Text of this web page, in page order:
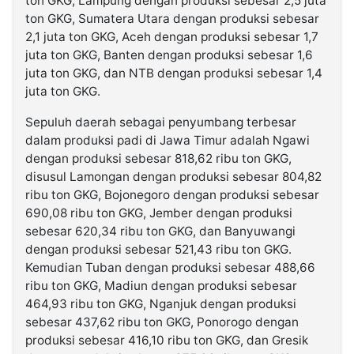
ton GKG, Sumatera Utara dengan produksi sebesar
2,1 juta ton GKG, Aceh dengan produksi sebesar 1,7
juta ton GKG, Banten dengan produksi sebesar 1,6
juta ton GKG, dan NTB dengan produksi sebesar 1,4
juta ton GKG.
Sepuluh daerah sebagai penyumbang terbesar
dalam produksi padi di Jawa Timur adalah Ngawi
dengan produksi sebesar 818,62 ribu ton GKG,
disusul Lamongan dengan produksi sebesar 804,82
ribu ton GKG, Bojonegoro dengan produksi sebesar
690,08 ribu ton GKG, Jember dengan produksi
sebesar 620,34 ribu ton GKG, dan Banyuwangi
dengan produksi sebesar 521,43 ribu ton GKG.
Kemudian Tuban dengan produksi sebesar 488,66
ribu ton GKG, Madiun dengan produksi sebesar
464,93 ribu ton GKG, Nganjuk dengan produksi
sebesar 437,62 ribu ton GKG, Ponorogo dengan
produksi sebesar 416,10 ribu ton GKG, dan Gresik